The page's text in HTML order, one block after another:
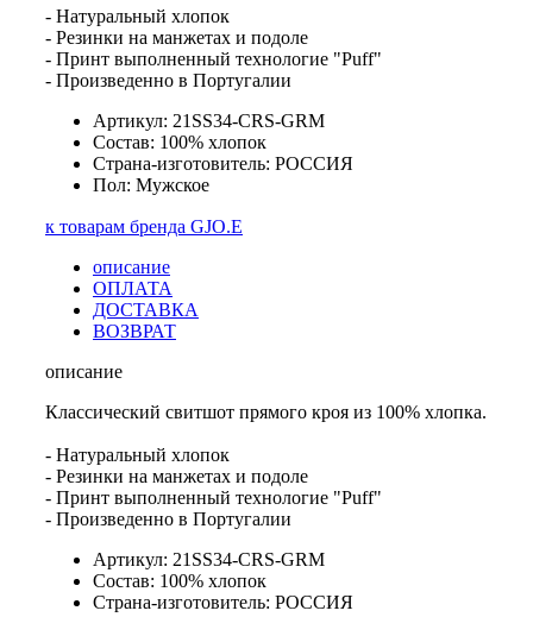
- Натуральный хлопок
- Резинки на манжетах и подоле
- Принт выполненный технологие "Puff"
- Произведенно в Португалии
Артикул: 21SS34-CRS-GRM
Состав: 100% хлопок
Страна-изготовитель: РОССИЯ
Пол: Мужское
к товарам бренда GJO.E
описание
ОПЛАТА
ДОСТАВКА
ВОЗВРАТ
описание
Классический свитшот прямого кроя из 100% хлопка.
- Натуральный хлопок
- Резинки на манжетах и подоле
- Принт выполненный технологие "Puff"
- Произведенно в Португалии
Артикул: 21SS34-CRS-GRM
Состав: 100% хлопок
Страна-изготовитель: РОССИЯ